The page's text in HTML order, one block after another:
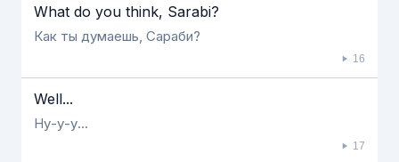
What do you think, Sarabi?
Как ты думаешь, Сараби?
16
Well...
Ну-у-у...
17